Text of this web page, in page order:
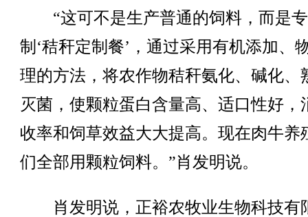
“这可不是生产普通的饲料，而是
制‘秸秆定制餐’，通过采用有机添加、
理的方法，将农作物秸秆氨化、碱化、
灭菌，使颗粒蛋白含量高、适口性好，
收率和饲草效益大大提高。现在肉牛养
们全部用颗粒饲料。”肖发明说。
肖发明说，正裕农牧业生物科技有